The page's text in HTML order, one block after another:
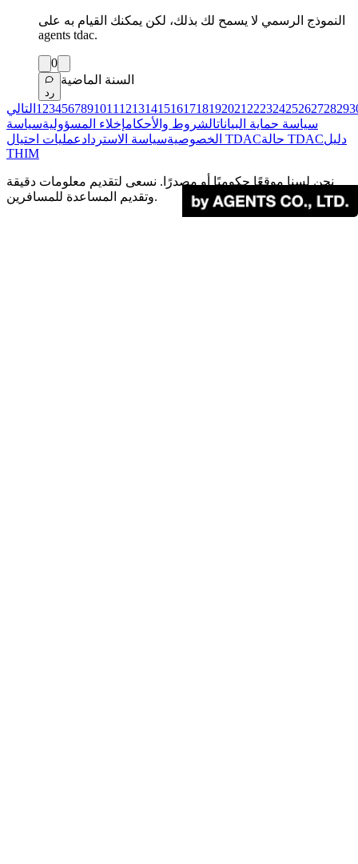
النموذج الرسمي لا يسمح لك بذلك، لكن يمكنك القيام به على
agents tdac.
0
رد
السنة الماضية
1 234567891011 12131415161718192021 2223242526272829
التالي
سياسة حماية البياناتالشروط والأحكامإخلاء المسؤوليةسياسة
الخصوصيةسياسة الاسترداد عمليات احتيال TDAC حالة TDACدليل
THIM
نحن لسنا موقعًا حكوميًا أو مصدرًا. نسعى لتقديم معلومات دقيقة
وتقديم المساعدة للمسافرين.